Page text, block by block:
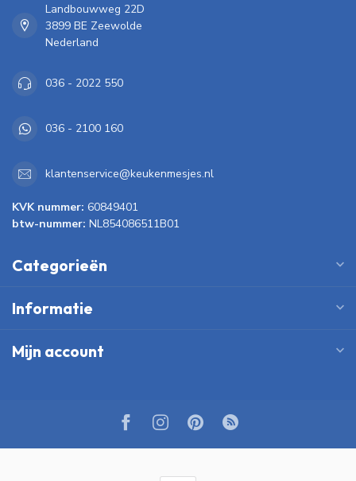
Landbouwweg 22D
3899 BE Zeewolde
Nederland
036 - 2022 550
036 - 2100 160
klantenservice@keukenmesjes.nl
KVK nummer: 60849401
btw-nummer: NL854086511B01
Categorieën
Informatie
Mijn account